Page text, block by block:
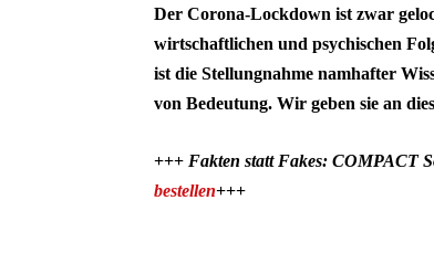
Der Corona-Lockdown ist zwar
wirtschaftlichen und psychischen
ist die Stellungnahme namhafter
von Bedeutung. Wir geben sie an
+++ Fakten statt Fakes: COMPACT
bestellen+++